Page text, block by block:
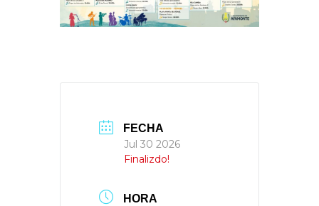
FECHA
Jul 30 2026
Finalizdo!
HORA